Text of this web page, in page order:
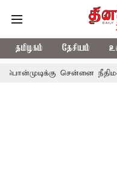
தமிழகம் தேசியம்
சென்னை நீதிமன்றம்